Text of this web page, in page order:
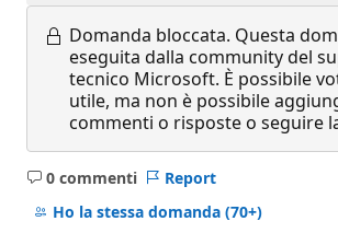
Domanda bloccata. Questa
eseguita dalla community del
tecnico Microsoft. È possibile
utile, ma non è possibile
commenti o risposte o seguire
0 commenti
Nessun
commento
Report
Ho la stessa domanda (70+)